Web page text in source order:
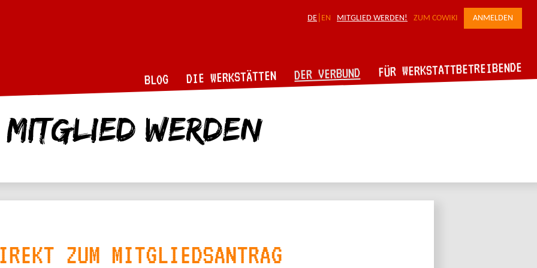
DE EN MITGLIED WERDEN! ZUM COWIKI ANMELDEN
BLOG DIE WERKSTÄTTEN DER VERBUND FÜR WERKSTATTBETREIBENDE
Mitglied werden
ZUM MITGLIEDSANTRAG